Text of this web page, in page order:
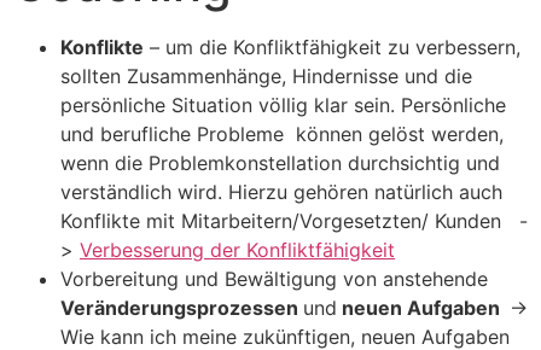
Konflikte – um die Konfliktfähigkeit zu verbessern,
sollten Zusammenhänge, Hindernisse und die
persönliche Situation völlig klar sein. Persönliche
und berufliche Probleme können gelöst werden,
wenn die Problemkonstellation durchsichtig und
verständlich wird. Hierzu gehören natürlich auch
Konflikte mit Mitarbeitern/Vorgesetzten/ Kunden -
> Verbesserung der Konfliktfähigkeit
Vorbereitung und Bewältigung von anstehende
Veränderungsprozessen und neuen Aufgaben ->
Wie kann ich meine zukünftigen, neuen Aufgaben